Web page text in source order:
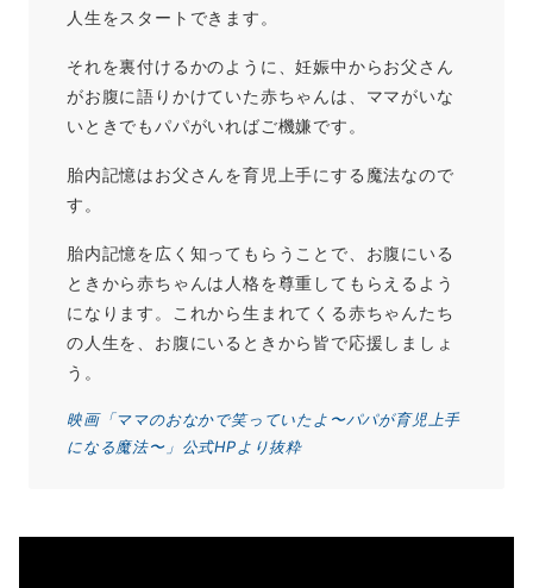
人生をスタートできます。
それを裏付けるかのように、妊娠中からお父さん
がお腹に語りかけていた赤ちゃんは、ママがいな
いときでもパパがいればご機嫌です。
胎内記憶はお父さんを育児上手にする魔法なので
す。
胎内記憶を広く知ってもらうことで、お腹にいる
ときから赤ちゃんは人格を尊重してもらえるよう
になります。これから生まれてくる赤ちゃんたち
の人生を、お腹にいるときから皆で応援しましょ
う。
映画「ママのおなかで笑っていたよ〜パパが育児上手
になる魔法〜」公式HPより抜粋